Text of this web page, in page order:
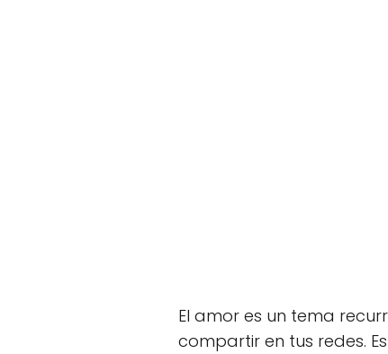
El amor es un tema
compartir en tus redes.